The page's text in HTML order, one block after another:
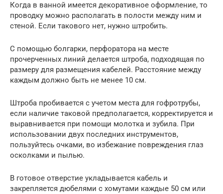
Когда в ванной имеется декоративное оформление, то
проводку можно располагать в полости между ним и
стеной. Если такового нет, нужно штробить.
С помощью болгарки, перфоратора на месте
прочерченных линий делается штроба, подходящая по
размеру для размещения кабелей. Расстояние между
каждым должно быть не менее 10 см.
Штроба пробивается с учетом места для гофротрубы,
если наличие таковой предполагается, корректируется и
выравнивается при помощи молотка и зубила. При
использовании двух последних инструментов,
пользуйтесь очками, во избежание повреждения глаз
осколками и пылью.
В готовое отверстие укладывается кабель и
закрепляется дюбелями с хомутами каждые 50 см или